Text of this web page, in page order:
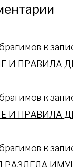
к
И ПРАВИЛА
к
И ПРАВИЛА
к